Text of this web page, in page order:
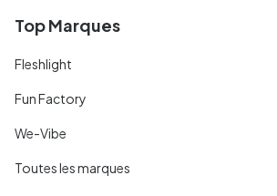
Top Marques
Fleshlight
Fun Factory
We-Vibe
Toutes les marques